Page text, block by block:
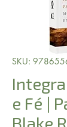
SKU:
e Fé |